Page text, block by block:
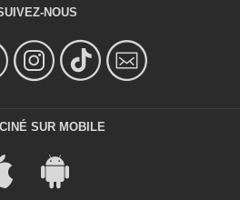
NOUS
SUR MOBILE